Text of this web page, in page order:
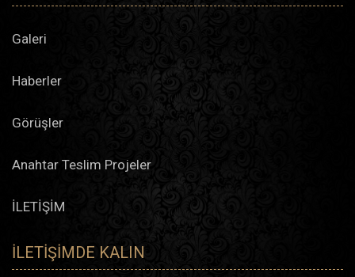
Galeri
Haberler
Görüşler
Anahtar Teslim Projeler
İLETİŞİM
İLETIŞIMDE KALIN